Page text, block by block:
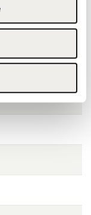
z dala od ognia
dzieci.
w
miejscu. Nie
na
skórę.
do użytku